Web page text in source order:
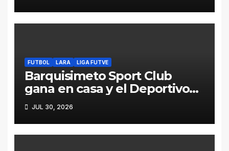
FUTBOL LARA LIGA FUTVE
Barquisimeto Sport Club
gana en casa y el Deportivo
Lara pierde en la carretera
JUL 30, 2026